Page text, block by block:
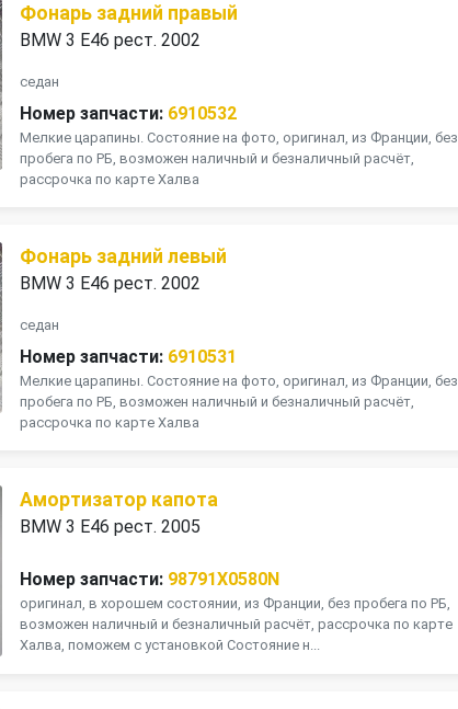
Фонарь задний правый
BMW 3 E46 рест. 2002
седан
Номер запчасти: 6910532
Мелкие царапины. Состояние на фото, оригинал, из Франции, без
пробега по РБ, возможен наличный и безналичный расчёт,
рассрочка по карте Халва
Фонарь задний левый
BMW 3 E46 рест. 2002
седан
Номер запчасти: 6910531
Мелкие царапины. Состояние на фото, оригинал, из Франции, без
пробега по РБ, возможен наличный и безналичный расчёт,
рассрочка по карте Халва
Амортизатор капота
BMW 3 E46 рест. 2005
Номер запчасти: 98791X0580N
оригинал, в хорошем состоянии, из Франции, без пробега по РБ,
возможен наличный и безналичный расчёт, рассрочка по карте
Халва, поможем с установкой Состояние н...